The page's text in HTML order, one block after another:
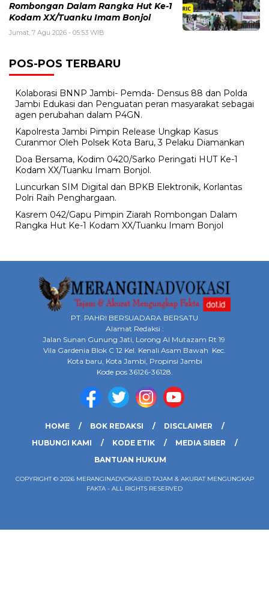
Rombongan Dalam Rangka Hut Ke-1
Kodam XX/Tuanku Imam Bonjol
Jumat, 7 Agu 2026 - 05:53 WIB
POS-POS TERBARU
Kolaborasi BNNP Jambi- Pemda- Densus 88 dan Polda
Jambi Edukasi dan Penguatan peran masyarakat sebagai
agen perubahan dalam P4GN.
Kapolresta Jambi Pimpin Release Ungkap Kasus
Curanmor Oleh Polsek Kota Baru, 3 Pelaku Diamankan
Doa Bersama, Kodim 0420/Sarko Peringati HUT Ke-1
Kodam XX/Tuanku Imam Bonjol.
Luncurkan SIM Digital dan BPKB Elektronik, Korlantas
Polri Raih Penghargaan.
Kasrem 042/Gapu Pimpin Ziarah Rombongan Dalam
Rangka Hut Ke-1 Kodam XX/Tuanku Imam Bonjol
PT. PAHRI BERSUADARA BERSATU
Alamat Redaksi :
Jalan Sunan Gunung Jati, Lorong Al Mutazam Rt 19
Vila Gardenia Blok C 12 Kel. Kenali Asam Bawah Kec.
Kota baru, Kota Jambi, Propinsi Jambi
Kode pos 36126-36128.
HOME BOK REDAKSI
DISCLAIMER
HUBUNGI KAMI
KODE ETIK
MEDIA SIBER
BANTUAN HUKUM
COPYRIGHT © 2026 MERANGINADVOKASI.ID TAJAM & AKURAT MENGUNGKAP
FAKTA - ALL RIGHTS RESERVED